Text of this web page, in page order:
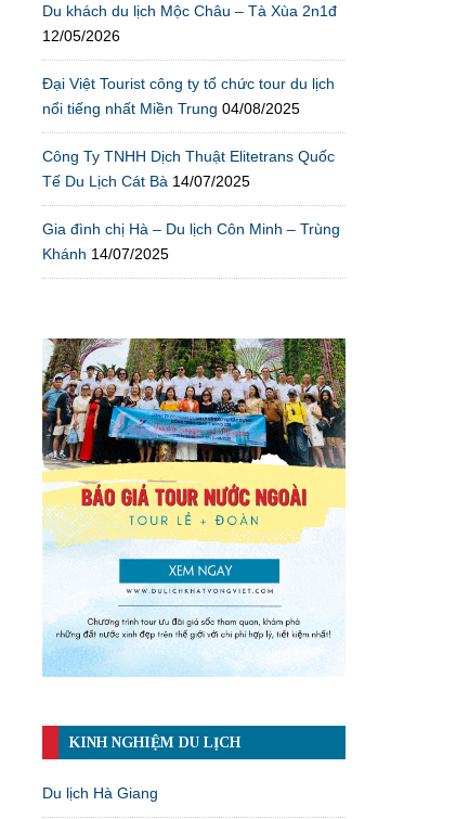
Du khách du lịch Mộc Châu – Tà Xùa 2n1đ
12/05/2026
Đại Việt Tourist công ty tổ chức tour du lịch
nổi tiếng nhất Miền Trung 04/08/2025
Công Ty TNHH Dịch Thuật Elitetrans Quốc
Tế Du Lịch Cát Bà 14/07/2025
Gia đình chị Hà – Du lịch Côn Minh – Trùng
Khánh 14/07/2025
KINH NGHIỆM DU LỊCH
Du lịch Hà Giang